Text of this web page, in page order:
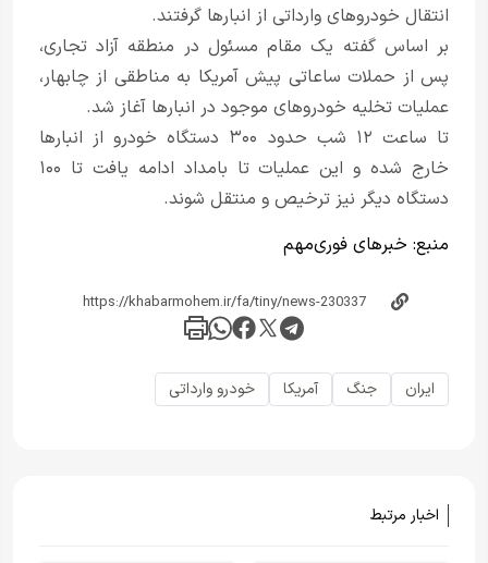
انتقال خودروهای وارداتی از انبارها گرفتند.
بر اساس گفته یک مقام مسئول در منطقه آزاد تجاری،
پس از حملات ساعاتی پیش آمریکا به مناطقی از چابهار،
عملیات تخلیه خودروهای موجود در انبارها آغاز شد.
تا ساعت ۱۲ شب حدود ۳۰۰ دستگاه خودرو از انبارها
خارج شده و این عملیات تا بامداد ادامه یافت تا ۱۰۰
دستگاه دیگر نیز ترخیص و منتقل شوند.
منبع: خبرهای فوری‌مهم
ایران جنگ آمریکا خودرو وارداتی
اخبار مرتبط